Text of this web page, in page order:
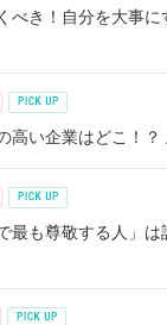
べき！自分を大事
高い企業はどこ！
最も尊敬する人」